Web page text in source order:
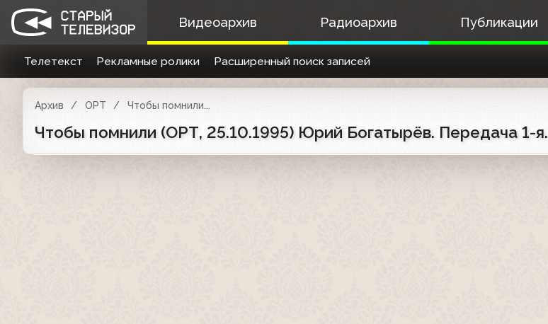
Видеоархив Радиоархив Публикации
Телетекст Рекламные ролики Расширенный поиск записей
Архив ОРТ Чтобы помнили...
Чтобы помнили (ОРТ, 25.10.1995) Юрий Богатырёв. Передача 1-я.